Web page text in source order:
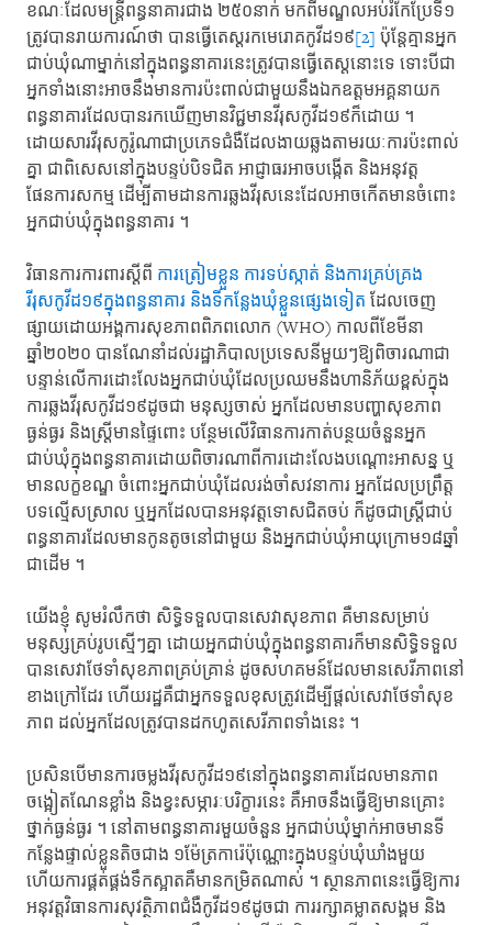
ខណៈដែល​មន្ត្រីពន្ធនាគារ​ជាង ២៥០នាក់​ មកពី​មណ្ឌលអប់រំកែប្រែទី១​
ត្រូវបាន​រាយការណ៍ថា​ បានធ្វើ​តេស្តរកមេរោគ​កូវីដ១៩​[2] ប៉ុន្តែគ្មាន​អ្នក
ជាប់ឃុំ​ណាម្នាក់​នៅក្នុងពន្ធនាគារនេះ​ត្រូវបាន​ធ្វើតេស្ដ​នោះទេ ​ទោះបីជា​
អ្នកទាំងនោះ​អាចនឹងមាន​ការប៉ះពាល់​ជាមួយនឹង​ឯកឧត្ដម​អគ្គនាយក​
ពន្ធនាគារ​ដែលបាន​រកឃើញ​មានវិជ្ជមាន​វីរុសកូវីដ១៩​ក៏ដោយ ។​
ដោយសារ​វីរុសកូរ៉ូណាជា​ប្រភេទជំងឺ​ដែលងាយ​ឆ្លងតាមរយៈ​ការប៉ះពាល់
គ្នា​ ជាពិសេសនៅក្នុង​បន្ទប់បិទជិត​ អាជ្ញាធរ​អាចបង្កើត​ និងអនុវត្ត​
ផែនការ​សកម្ម​ ដើម្បី​តាមដាន​ការឆ្លងវីរុសនេះ​ដែលអាចកើត​មានចំពោះ​
អ្នកជាប់ឃុំ​ក្នុងពន្ធនាគារ ​។
វិធានការ​ការពារស្ដីពី​ ការត្រៀមខ្លួន​ ការទប់ស្កាត់​ និងការគ្រប់គ្រង​
រីរុសកូវីដ១៩​ក្នុងពន្ធនាគារ​ និងទីកន្លែងឃុំខ្លួន​ផ្សេងទៀត ​ ដែលចេញ
ផ្សាយ​ដោយអង្គការ​សុខភាពពិភពលោក​ (WHO)​ កាលពីខែមីនា​
ឆ្នាំ២០២០​ បានណែនាំ​ដល់រដ្ឋាភិបាល​ប្រទេសនីមួយៗ​ឱ្យពិចារណា​ជា
បន្ទាន់​លើការដោះលែង​អ្នកជាប់ឃុំ​ដែលប្រឈមនឹង​ហានិភ័យខ្ពស់​ក្នុង
ការ​ឆ្លងវីរុសកូវីដ១៩​ដូចជា ​មនុស្សចាស់​ អ្នកដែល​មានបញ្ហាសុខភាព​
ធ្ងន់ធ្ងរ​ និងស្រ្តីមានផ្ទៃពោះ ​បន្ថែមលើ​វិធានការ​កាត់បន្ថយ​ចំនួន​អ្នក
ជាប់ឃុំ​ក្នុងពន្ធនាគារ​ដោយពិចារណា​ពីការដោះលែង​បណ្ដោះអាសន្ន​ ឬ
មានលក្ខខណ្ឌ​ ចំពោះ​អ្នកជាប់ឃុំ​ដែលរង់ចាំ​សវនាការ​ អ្នកដែល​ប្រព្រឹត្ត​
បទល្មើសស្រាល​ ឬអ្នកដែល​បាន​អនុវត្តទោស​ជិតចប់​ ក៏ដូចជា​ស្រ្តីជាប់
ពន្ធនាគារ​ដែលមាន​កូនតូចនៅជាមួយ​ និង​អ្នកជាប់ឃុំ​អាយុក្រោម១៨ឆ្នាំ​
ជាដើម ។​
យើងខ្ញុំ ​សូមរំលឹកថា​ សិទ្ធិទទួលបាន​សេវាសុខភាព​ គឺមាន​សម្រាប់
មនុស្ស​គ្រប់រូបស្មើៗគ្នា​ ដោយអ្នកជាប់ឃុំ​ក្នុងពន្ធនាគារ​ក៏មានសិទ្ធិទទួល
បាន​សេវាថែទាំសុខភាព​គ្រប់គ្រាន់​ ដូច​សហគមន៍​ដែលមាន​សេរីភាព​នៅ
ខាងក្រៅដែរ​ ហើយរដ្ឋ​គឺជាអ្នកទទួលខុសត្រូវ​ដើម្បីផ្ដល់សេវា​ថែទាំសុខ
ភាព​ ដល់អ្នកដែល​ត្រូវបាន​ដកហូតសេរីភាព​ទាំងនេះ ។​
ប្រសិន​បើមានការ​ចម្លងវីរុសកូវីដ១៩​នៅក្នុងពន្ធនាគារ​ដែលមានភាព​
ចង្អៀតណែនខ្លាំង​ និងខ្វះ​សម្ភារៈ​បរិក្ខារនេះ ​គឺអាច​នឹងធ្វើឱ្យ​មានគ្រោះ
ថ្នាក់​ធ្ងន់ធ្ងរ ។​ នៅតាម​ពន្ធនាគារ​មួយចំនួន​ អ្នកជាប់ឃុំ​ម្នាក់អាច​មានទី
កន្លែង​ផ្ទាល់ខ្លួនតិចជាង​ ១ម៉ែត្រការ៉េប៉ុណ្ណោះ​ក្នុងបន្ទប់ឃុំឃាំងមួយ​
ហើយការផ្គត់ផ្គង់​ទឹកស្អាតគឺមាន​កម្រិតណាស់ ។​ ស្ថានភាពនេះ​ធ្វើឱ្យការ​
អនុវត្ត​វិធានការ​សុវត្ថិភាព​ជំងឺកូវីដ១៩​​ដូចជា ​ការរក្សាគម្លាតសង្គម​ និង